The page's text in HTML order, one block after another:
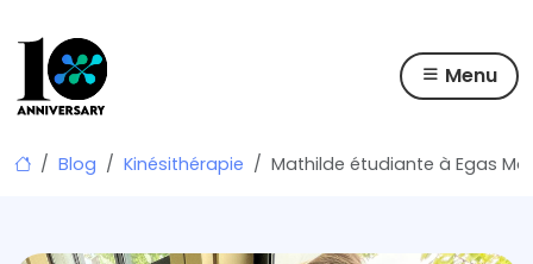
Skip
Menu
Blog Kinésithérapie Mathilde étudiante à Egas